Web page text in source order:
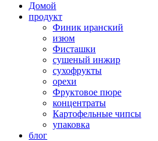
Домой
продукт
Финик иранский
изюм
Фисташки
сушеный инжир
сухофрукты
орехи
Фруктовое пюре
концентраты
Картофельные чипсы
упаковка
блог